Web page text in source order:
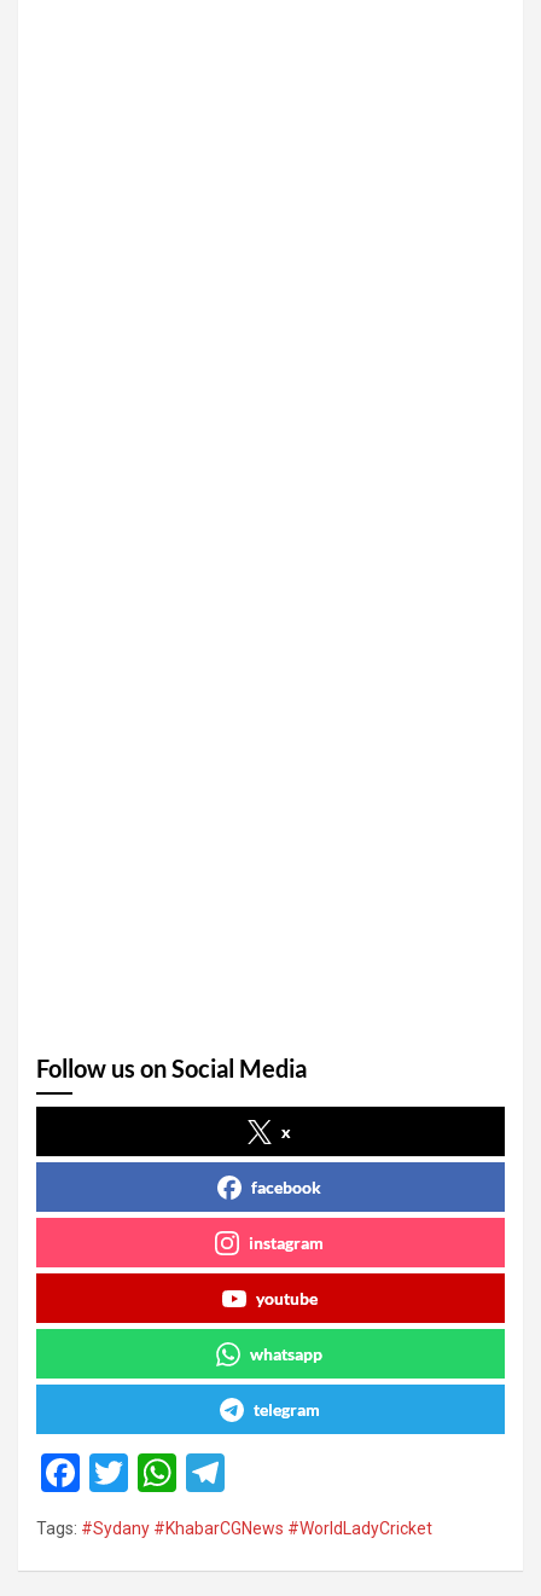
Follow us on Social Media
x
facebook
instagram
youtube
whatsapp
telegram
F
a
ce
T
wi
tt
W
h
at
el
e
Tags: #Sydany #KhabarCGNews #WorldLadyCricket